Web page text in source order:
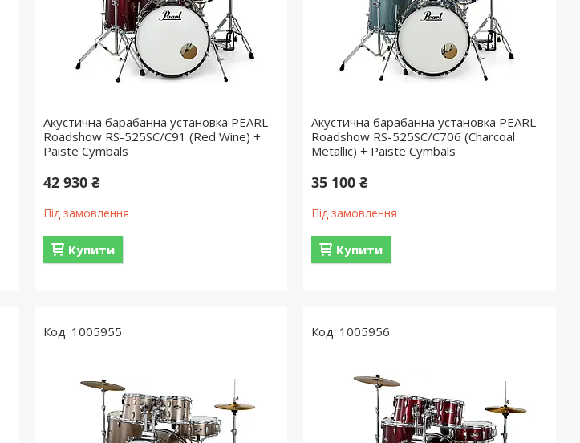
Акустична барабанна установка PEARL
Roadshow RS-525SC/C91 (Red Wine) +
Paiste Cymbals
42 930 ₴
Під замовлення
Купити
Акустична барабанна установка PEARL
Roadshow RS-525SC/C706 (Charcoal
Metallic) + Paiste Cymbals
35 100 ₴
Під замовлення
Купити
1005955 1005956